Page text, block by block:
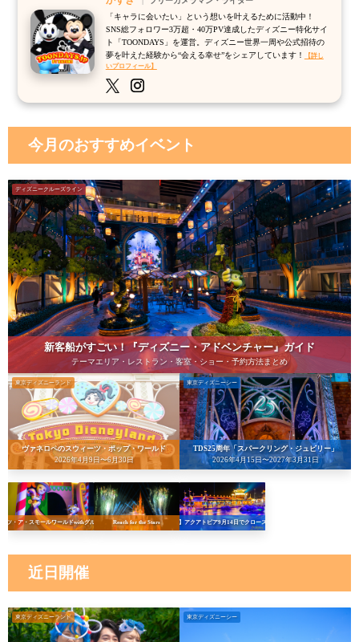
「キャラに会いたい」という想いを叶えるために活動中！
SNS総フォロワー3万超・40万PV達成したディズニー特化サイ
ト「TOONDAYS」を運営。ディズニー世界一周や公式招待の
夢を叶えた経験から“会える幸せ”をシェアしています！
【詳し
いプロフィール】
今月のおすすめイベント
ディズニークルーズライン
新客船がすごい！『ディズニー・アドベンチャー』ガイド
テーマエリア・レストラン・客室・ショー・予約方法まとめ
東京ディズニーランド
ヴァネロペのスウィーツ・ポップ・ワールド
2026年4月9日〜6月30日
東京ディズニーシー
TDS25周年「スパークリング・ジュビリー」
2026年4月15日〜2027年3月31日
ッツ・ア・スモールワールドwithグルート Reach for the Stars 【悲報】アクアトピア9月14日でクローズへ…！
近日開催
東京ディズニーランド 東京ディズニーシー